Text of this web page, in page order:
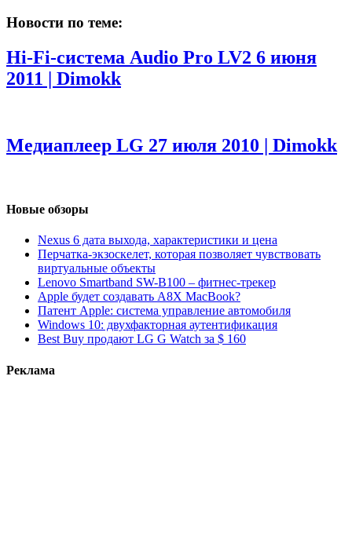
Новости по теме:
Hi-Fi-система Audio Pro LV2 6 июня
2011 | Dimokk
Медиаплеер LG 27 июля 2010 | Dimokk
Новые обзоры
Nexus 6 дата выхода, характеристики и цена
Перчатка-экзоскелет, которая позволяет чувствовать
виртуальные объекты
Lenovo Smartband SW-B100 – фитнес-трекер
Apple будет создавать A8X MacBook?
Патент Apple: система управление автомобиля
Windows 10: двухфакторная аутентификация
Best Buy продают LG G Watch за $ 160
Реклама